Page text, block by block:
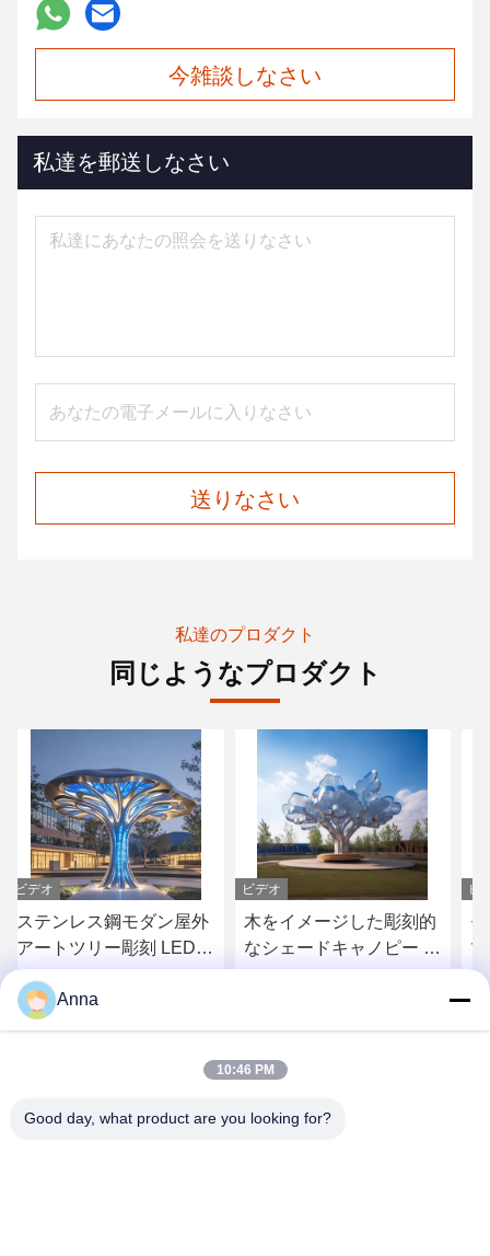
今雑談しなさい
私達を郵送しなさい
送りなさい
私達のプロダクト
同じようなプロダクト
ビデオ
木をイメージした彫刻的
なシェードキャノピー 不
動産・ホスピタリティ向
けアートツリー彫刻
お問い合わせ
ビデオ
モダンステンレスアート
ツリー彫刻 キャノピー付
き 建物屋外装飾用
Anna
10:46 PM
Good day, what product are you looking for?